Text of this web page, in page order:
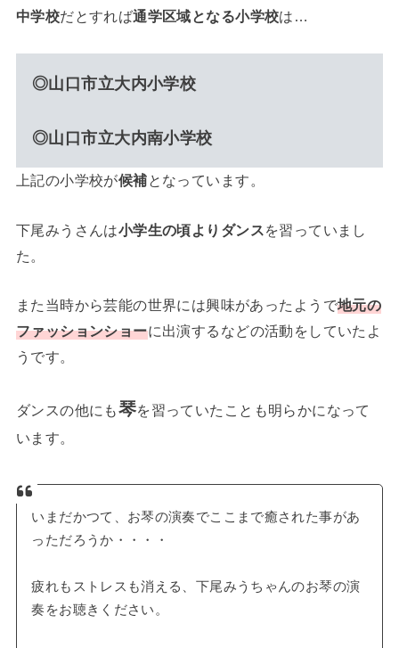
中学校だとすれば通学区域となる小学校は…
◎山口市立大内小学校
◎山口市立大内南小学校
上記の小学校が候補となっています。
下尾みうさんは小学生の頃よりダンスを習っていまし
た。
また当時から芸能の世界には興味があったようで地元の
ファッションショーに出演するなどの活動をしていたよ
うです。
ダンスの他にも琴を習っていたことも明らかになって
います。
いまだかつて、お琴の演奏でここまで癒された事があ
っただろうか・・・・
疲れもストレスも消える、下尾みうちゃんのお琴の演
奏をお聴きください。